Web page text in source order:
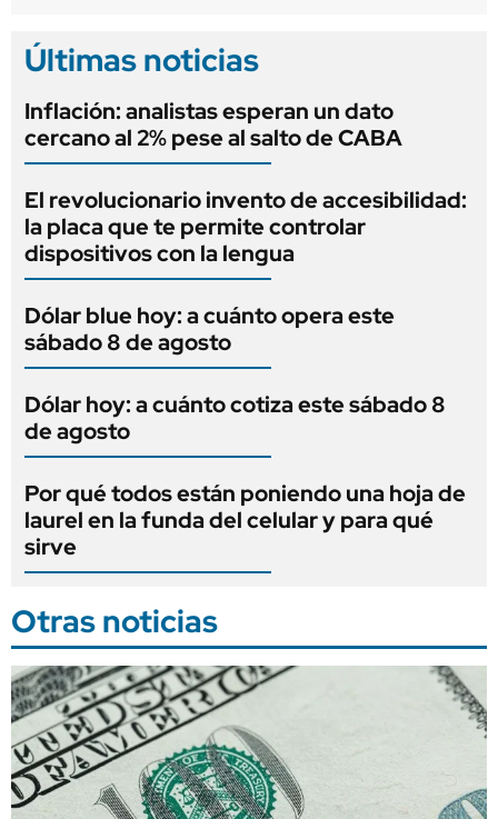
Últimas noticias
Inflación: analistas esperan un dato
cercano al 2% pese al salto de CABA
El revolucionario invento de accesibilidad:
la placa que te permite controlar
dispositivos con la lengua
Dólar blue hoy: a cuánto opera este
sábado 8 de agosto
Dólar hoy: a cuánto cotiza este sábado 8
de agosto
Por qué todos están poniendo una hoja de
laurel en la funda del celular y para qué
sirve
Otras noticias